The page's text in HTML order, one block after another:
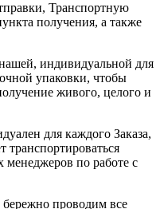
Транспортную
получения, а также
индивидуальной для
упаковки, чтобы
живого, целого и
для каждого Заказа,
транспортироваться
по работе с
проводим все